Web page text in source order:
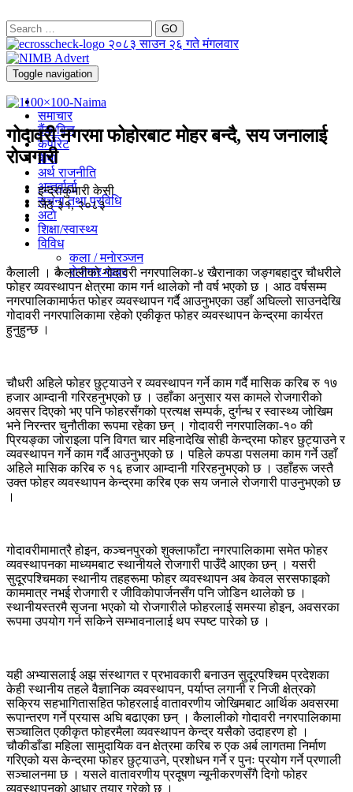
GO
२०८३ साउन २६ गते मंगलवार
Toggle navigation
समाचार
बैंक/वित्त
कर्पोरेट
बीमा
अर्थ राजनीति
अन्तर्वार्ता
सूचना तथा प्रविधि
अटाे
शिक्षा/स्वास्थ्य
विविध
कला / मनाेरञ्जन
राेजगार-खबर
गोदावरी नगरमा फोहोरबाट मोहर बन्दै, सय जनालाई
रोजगारी
इन्द्राकुमारी केसी
जेठ ३१, २०८३
कैलाली । कैलालीको गोदावरी नगरपालिका-४ खैरानाका जङ्गबहादुर चौधरीले
फोहर व्यवस्थापन क्षेत्रमा काम गर्न थालेको नौ वर्ष भएको छ । आठ वर्षसम्म
नगरपालिकामार्फत फोहर व्यवस्थापन गर्दै आउनुभएका उहाँ अघिल्लो साउनदेखि
गोदावरी नगरपालिकामा रहेको एकीकृत फोहर व्यवस्थापन केन्द्रमा कार्यरत
हुनुहुन्छ ।
चौधरी अहिले फोहर छुट्याउने र व्यवस्थापन गर्ने काम गर्दै मासिक करिब रु १७
हजार आम्दानी गरिरहनुभएको छ । उहाँका अनुसार यस कामले रोजगारीको
अवसर दिएको भए पनि फोहरसँगको प्रत्यक्ष सम्पर्क, दुर्गन्ध र स्वास्थ्य जोखिम
भने निरन्तर चुनौतीका रूपमा रहेका छन् । गोदावरी नगरपालिका-१० की
प्रियङ्का जोराइला पनि विगत चार महिनादेखि सोही केन्द्रमा फोहर छुट्याउने र
व्यवस्थापन गर्ने काम गर्दै आउनुभएको छ । पहिले कपडा पसलमा काम गर्ने उहाँ
अहिले मासिक करिब रु १६ हजार आम्दानी गरिरहनुभएको छ । उहाँहरू जस्तै
उक्त फोहर व्यवस्थापन केन्द्रमा करिब एक सय जनाले रोजगारी पाउनुभएको छ
।
गोदावरीमामात्रै होइन, कञ्चनपुरको शुक्लाफाँटा नगरपालिकामा समेत फोहर
व्यवस्थापनका माध्यमबाट स्थानीयले रोजगारी पाउँदै आएका छन् । यसरी
सुदूरपश्चिमका स्थानीय तहहरूमा फोहर व्यवस्थापन अब केवल सरसफाइको
काममात्र नभई रोजगारी र जीविकोपार्जनसँग पनि जोडिन थालेको छ ।
स्थानीयस्तरमै सृजना भएको यो रोजगारीले फोहरलाई समस्या होइन, अवसरका
रूपमा उपयोग गर्न सकिने सम्भावनालाई थप स्पष्ट पारेको छ ।
यही अभ्यासलाई अझ संस्थागत र प्रभावकारी बनाउन सुदूरपश्चिम प्रदेशका
केही स्थानीय तहले वैज्ञानिक व्यवस्थापन, पर्याप्त लगानी र निजी क्षेत्रको
सक्रिय सहभागितासहित फोहरलाई वातावरणीय जोखिमबाट आर्थिक अवसरमा
रूपान्तरण गर्ने प्रयास अघि बढाएका छन् । कैलालीको गोदावरी नगरपालिकामा
सञ्चालित एकीकृत फोहरमैला व्यवस्थापन केन्द्र यसैको उदाहरण हो ।
चौकीडाँडा महिला सामुदायिक वन क्षेत्रमा करिब रु एक अर्ब लागतमा निर्माण
गरिएको यस केन्द्रमा फोहर छुट्याउने, प्रशोधन गर्ने र पुनः प्रयोग गर्ने प्रणाली
सञ्चालनमा छ । यसले वातावरणीय प्रदूषण न्यूनीकरणसँगै दिगो फोहर
व्यवस्थापनको आधार तयार गरेको छ ।